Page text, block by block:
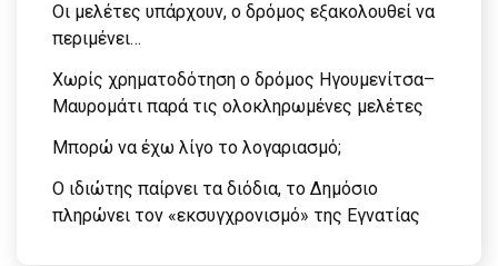
Οι μελέτες υπάρχουν, ο δρόμος εξακολουθεί να
περιμένει…
Χωρίς χρηματοδότηση ο δρόμος Ηγουμενίτσα–
Μαυρομάτι παρά τις ολοκληρωμένες μελέτες
Μπορώ να έχω λίγο το λογαριασμό;
Ο ιδιώτης παίρνει τα διόδια, το Δημόσιο
πληρώνει τον «εκσυγχρονισμό» της Εγνατίας